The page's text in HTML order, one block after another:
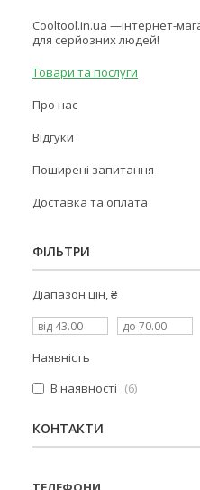
Cooltool.in.ua —інтернет-
для серйозних людей!
Товари та послуги
Про нас
Відгуки
Поширені запитання
Доставка та оплата
ФІЛЬТРИ
Діапазон цін, ₴
Наявність
В наявності
6
КОНТАКТИ